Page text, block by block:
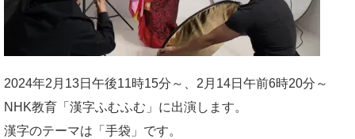
2024年2月13日午後11時15分～、2月14日午前6時20分～
NHK教育「漢字ふむふむ」に出演します。
漢字のテーマは「手袋」です。